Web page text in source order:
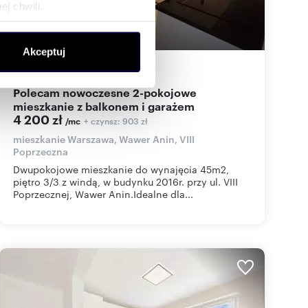
chwili.
społecznościowym,
od Ciebie lub
Akceptuj
45m 2 93zł/m
Polecam nowoczesne 2-pokojowe
mieszkanie z balkonem i garażem
4 200 zł /mc + czynsz: 903 zł
mieszkanie Warszawa, Wawer Anin, VIII
Poprzeczna
Dwupokojowe mieszkanie do wynajęcia 45m2,
piętro 3/3 z windą, w budynku 2016r. przy ul. VIII
Poprzecznej, Wawer Anin.Idealne dla...